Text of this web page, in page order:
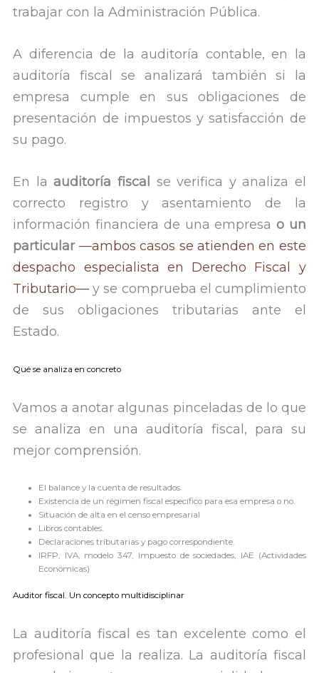
trabajar con la Administración Pública.
A diferencia de la auditoría contable, en la
auditoría fiscal se analizará también si la
empresa cumple en sus obligaciones de
presentación de impuestos y satisfacción de
su pago.
En laauditoría fiscal
se verifica y analiza el
correcto registro y asentamiento de la
información financiera de una empresa o un
particular —ambos casos se atienden en este
despacho especialista en Derecho Fiscal y
Tributario— y se comprueba el cumplimiento
de sus obligaciones tributarias ante el
Estado.
Qué se analiza en concreto
Vamos a anotar algunas pinceladas de lo que
se analiza en una auditoría fiscal, para su
mejor comprensión.
El balance y la cuenta de resultados.
Existencia de un régimen fiscal específico para esa empresa o no.
Situación de alta en el censo empresarial
Libros contables.
Declaraciones tributarias y pago correspondiente.
IRFP, IVA, modelo 347, Impuesto de sociedades, IAE (Actividades
Económicas)
Auditor fiscal. Un concepto multidisciplinar
La auditoría fiscal es tan excelente como el
profesional que la realiza. La auditoría fiscal